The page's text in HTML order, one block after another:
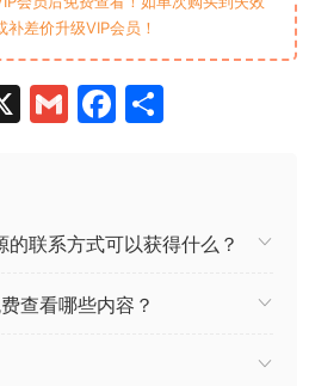
差价升级VIP会员！
X
G
F
b
o
联系方式可以获得什么？
查看哪些内容？